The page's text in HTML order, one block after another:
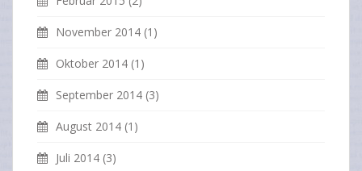
November 2014 (1)
Oktober 2014 (1)
September 2014 (3)
August 2014 (1)
Juli 2014 (3)